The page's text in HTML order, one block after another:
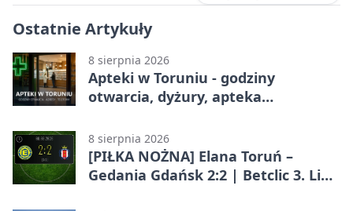
Ostatnie Artykuły
8 sierpnia 2026
Apteki w Toruniu - godziny
otwarcia, dyżury, apteka
8 sierpnia 2026
[PIŁKA NOŻNA] Elana Toruń –
Gedania Gdańsk 2:2 | Betclic 3. Liga